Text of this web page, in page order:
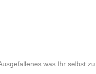
was Ihr selbst